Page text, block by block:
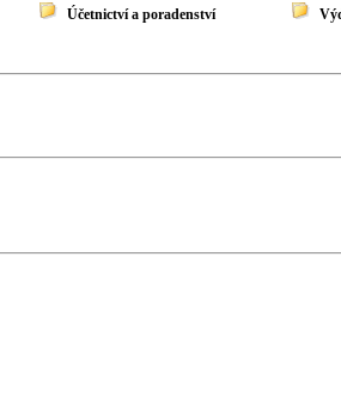
Účetnictví a poradenství